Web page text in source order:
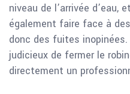
niveau de l’arrivée d’eau,
également faire face à
donc des fuites
judicieux de fermer le
directement un